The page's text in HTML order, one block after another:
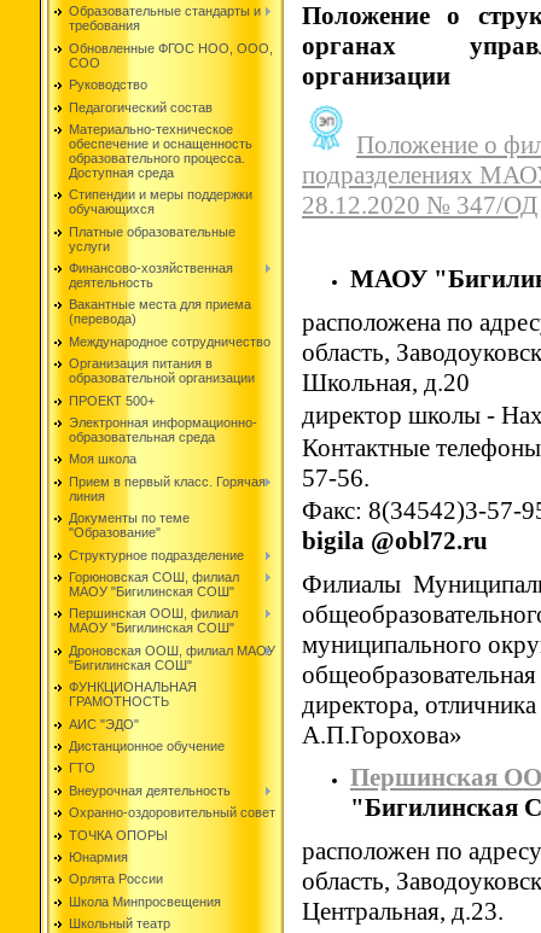
Образовательные стандарты и
требования
Обновленные ФГОС НОО, ООО,
СОО
Руководство
Педагогический состав
Материально-техническое
обеспечение и оснащенность
образовательного процесса.
Доступная среда
Стипендии и меры поддержки
обучающихся
Платные образовательные
услуги
Финансово-хозяйственная
деятельность
Вакантные места для приема
(перевода)
Международное сотрудничество
Организация питания в
образовательной организации
ПРОЕКТ 500+
Электронная информационно-
образовательная среда
Моя школа
Прием в первый класс. Горячая
линия
Документы по теме
"Образование"
Структурное подразделение
Горюновская СОШ, филиал
МАОУ "Бигилинская СОШ"
Першинская ООШ, филиал
МАОУ "Бигилинская СОШ"
Дроновская ООШ, филиал МАОУ
"Бигилинская СОШ"
ФУНКЦИОНАЛЬНАЯ
ГРАМОТНОСТЬ
АИС "ЭДО"
Дистанционное обучение
ГТО
Внеурочная деятельность
Охранно-оздоровительный совет
ТОЧКА ОПОРЫ
Юнармия
Орлята России
Школа Минпросвещения
Школьный театр
Положение о
органах
организации
Положение о
подразделениях
28.12.2020 № 347/ОД
МАОУ
расположена по
область,
Школьная, д.20
директор школы -
Контактные
57-56.
Факс: 8(34542)3-57-
bigila @obl72.ru
Филиалы
муниципального
директора,
А.П.Горохова»
Першинская
расположен по
область,
Центральная, д.23.